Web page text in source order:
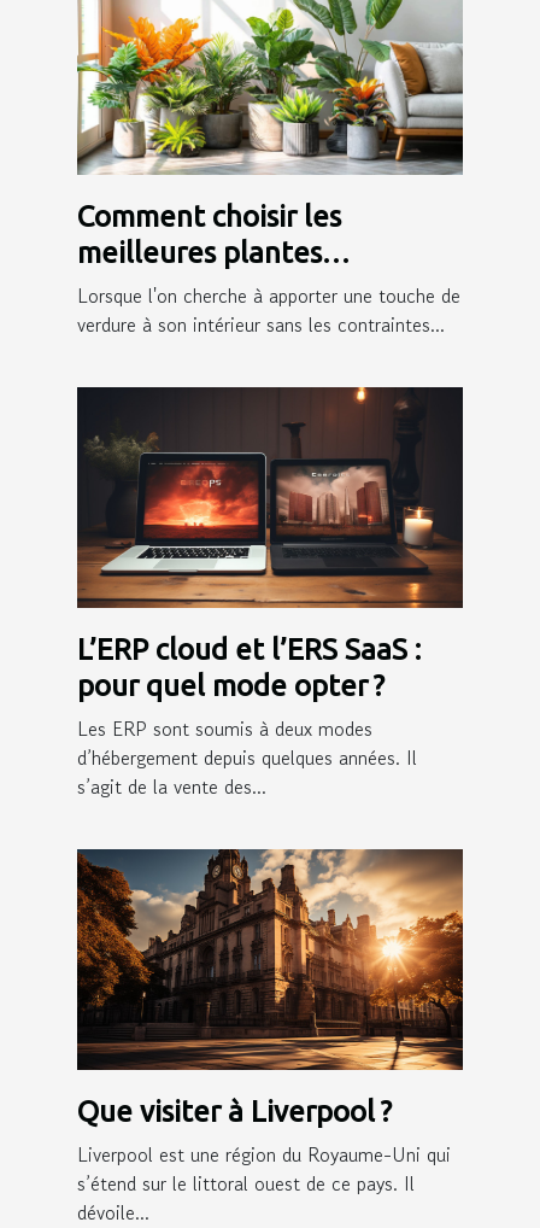
Comment choisir les
meilleures plantes
artificielles pour votre
intérieur
Lorsque l'on cherche à apporter une touche de
verdure à son intérieur sans les contraintes...
L’ERP cloud et l’ERS SaaS :
pour quel mode opter ?
Les ERP sont soumis à deux modes
d’hébergement depuis quelques années. Il
s’agit de la vente des...
Que visiter à Liverpool ?
Liverpool est une région du Royaume-Uni qui
s’étend sur le littoral ouest de ce pays. Il
dévoile...